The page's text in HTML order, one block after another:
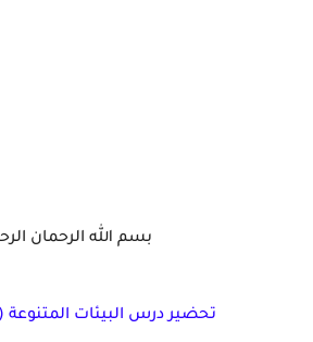
بسم الله الرحمان
تحضير درس البيئات المتنوعة